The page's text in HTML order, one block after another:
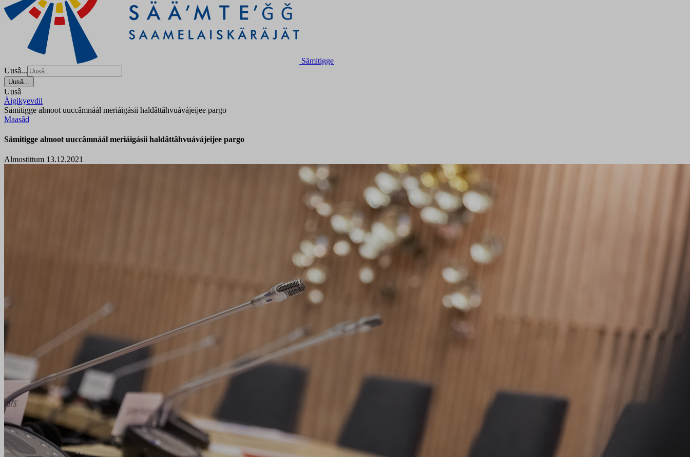
Sämitigge
Uusâ...
Uusâ...
Uusâ
Äigikyevdil
Sämitigge almoot uuccâmnáál meriáigásii haldâttâhvuávájeijee pargo
Maasâd
Sämitigge almoot uuccâmnáál meriáigásii haldâttâhvuávájeijee pargo
Almostittum 13.12.2021